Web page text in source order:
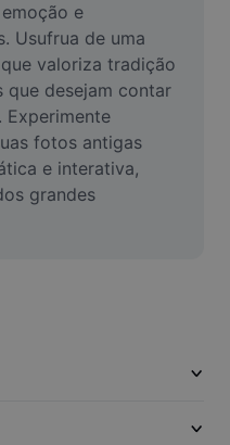
vídeo e
Usufrua de uma
valoriza tradição
desejam contar
Experimente
fotos antigas
e interativa,
grandes